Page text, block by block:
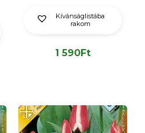
Kívánságlistába
rakom
1 590Ft